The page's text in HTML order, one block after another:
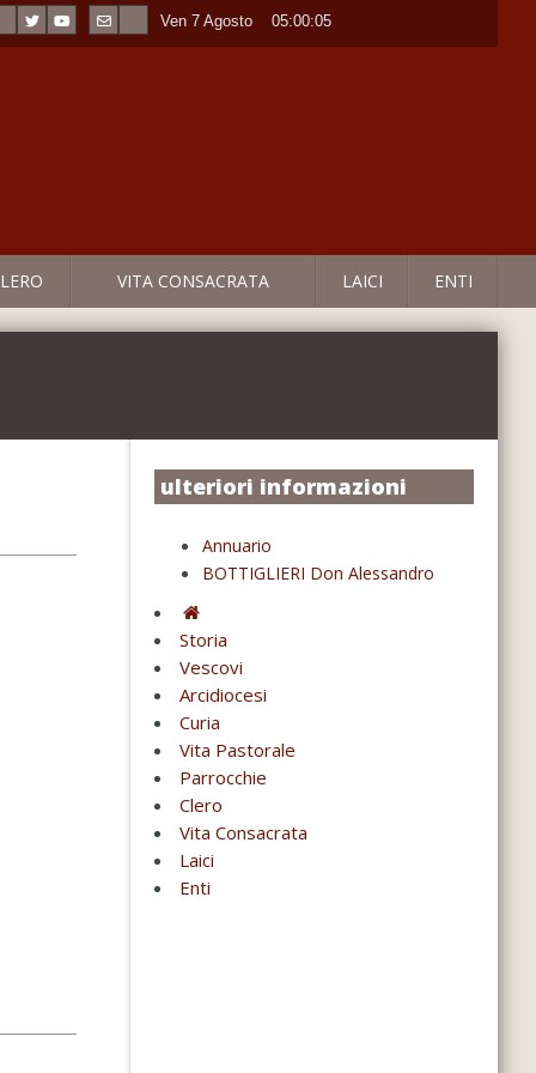
Ven 7 Agosto ----05:00:05
VITA CONSACRATA LAICI ENTI
ulteriori informazioni
Annuario
BOTTIGLIERI Don Alessandro
Storia
Vescovi
Arcidiocesi
Curia
Vita Pastorale
Parrocchie
Clero
Vita Consacrata
Laici
Enti